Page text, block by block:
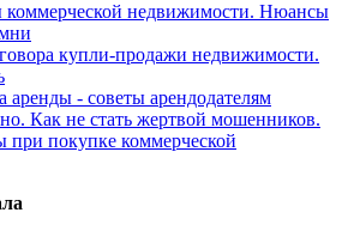
коммерческой недвижимости. Нюансы
купли-продажи недвижимости.
аренды - советы арендодателям
Как не стать жертвой мошенников.
при покупке коммерческой